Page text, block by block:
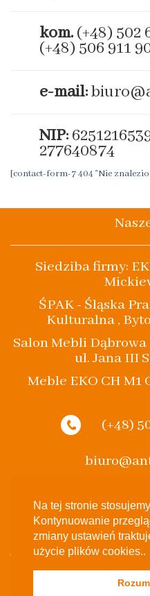
Na tej stronie
Kontynuowanie
zmiany ustawień
użycie plików cookies..
kom. (+48) 502
(+48) 506 911
e-mail:
NIP:
277640874
[contact-form-7 404 "Nie
Siedziba firmy:
ŚPAK - Śląska
Kulturalna ,
Salon Mebli
ul. Jana III
Meble EKO CH M1
(+48)
Stylowe Eko 2017 Wszelkie